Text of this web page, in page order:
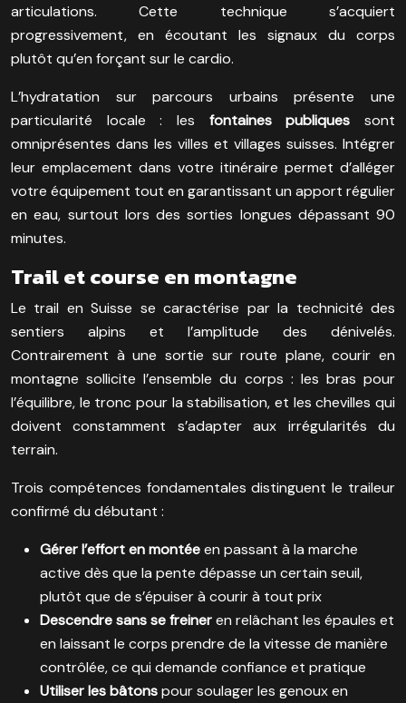
articulations. Cette technique s’acquiert
progressivement, en écoutant les signaux du corps
plutôt qu’en forçant sur le cardio.
L’hydratation sur parcours urbains présente une
particularité locale : les fontaines publiques sont
omniprésentes dans les villes et villages suisses. Intégrer
leur emplacement dans votre itinéraire permet d’alléger
votre équipement tout en garantissant un apport régulier
en eau, surtout lors des sorties longues dépassant 90
minutes.
Trail et course en montagne
Le trail en Suisse se caractérise par la technicité des
sentiers alpins et l’amplitude des dénivelés.
Contrairement à une sortie sur route plane, courir en
montagne sollicite l’ensemble du corps : les bras pour
l’équilibre, le tronc pour la stabilisation, et les chevilles qui
doivent constamment s’adapter aux irrégularités du
terrain.
Trois compétences fondamentales distinguent le traileur
confirmé du débutant :
Gérer l’effort en montéeen passant à la marche
active dès que la pente dépasse un certain seuil,
plutôt que de s’épuiser à courir à tout prix
Descendre sans se freineren relâchant les épaules et
en laissant le corps prendre de la vitesse de manière
contrôlée, ce qui demande confiance et pratique
Utiliser les bâtonspour soulager les genoux en